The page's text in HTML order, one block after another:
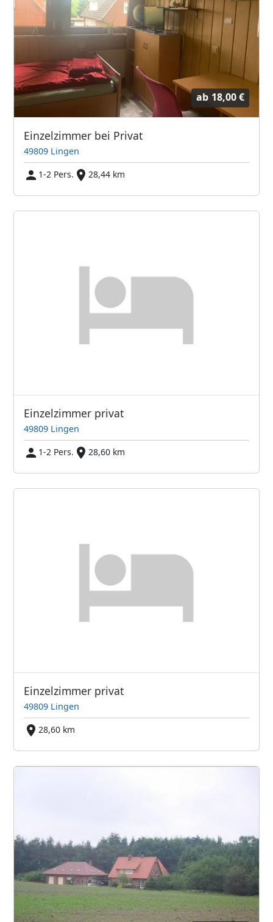
ab 18,00 €
Einzelzimmer bei Privat
49809 Lingen
1-2 Pers.
28,44 km
Einzelzimmer privat
49809 Lingen
1-2 Pers.
28,60 km
Einzelzimmer privat
49809 Lingen
28,60 km